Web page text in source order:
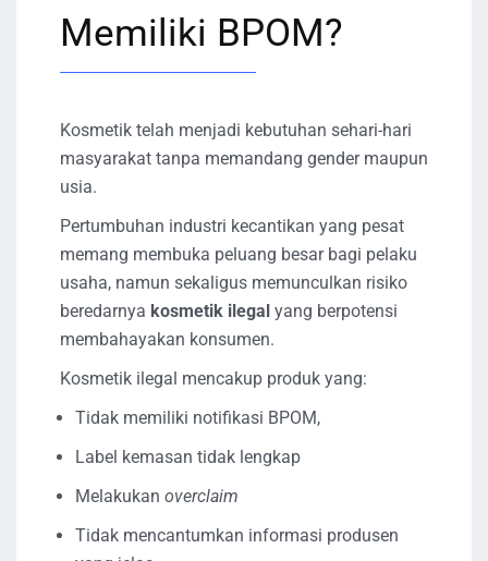
Memiliki BPOM?
Kosmetik telah menjadi kebutuhan sehari-hari
masyarakat tanpa memandang gender maupun
usia.
Pertumbuhan industri kecantikan yang pesat
memang membuka peluang besar bagi pelaku
usaha, namun sekaligus memunculkan risiko
beredarnya kosmetik ilegal yang berpotensi
membahayakan konsumen.
Kosmetik ilegal mencakup produk yang:
Tidak memiliki notifikasi BPOM,
Label kemasan tidak lengkap
Melakukan overclaim
Tidak mencantumkan informasi produsen